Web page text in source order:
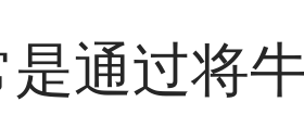
通过将